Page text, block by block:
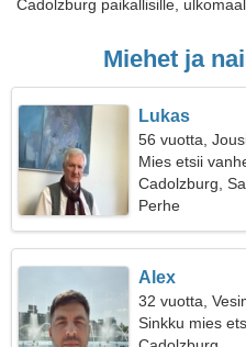
Cadolzburg paikallisille,
Miehet ja
Lukas
56 vuotta,
Mies etsii
Cadolzburg,
Perhe
Alex
32 vuotta,
Sinkku mies